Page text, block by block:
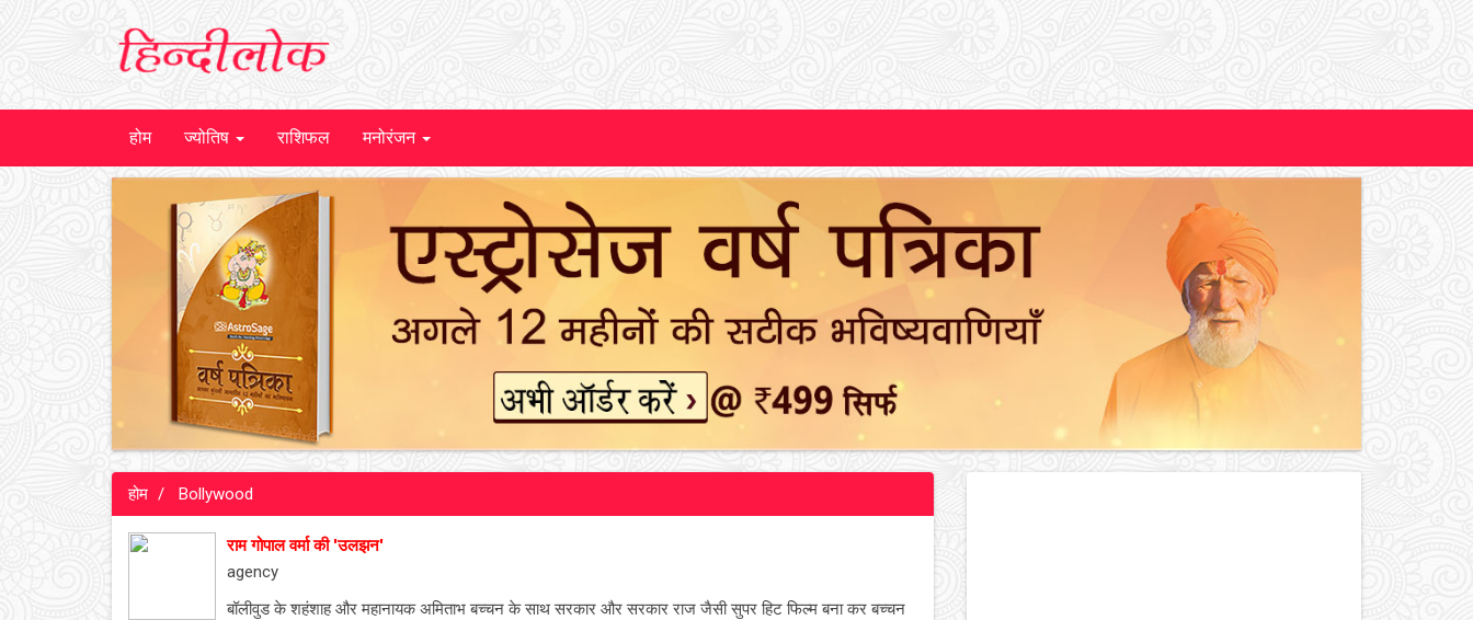
होम ज्योतिष राशिफल मनोरंजन
होम Bollywood
राम गोपाल वर्मा की 'उलझन'
agency
बॉलीवुड के शहंशाह और महानायक अमिताभ बच्‍चन के साथ सरकार और सरकार राज जैसी सुपर हिट फिल्‍म बना कर बच्‍चन